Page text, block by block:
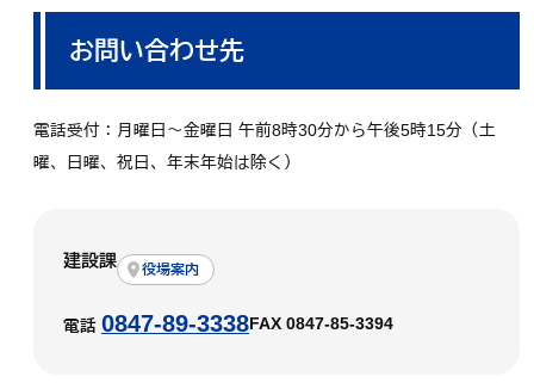
お問い合わせ先
電話受付：月曜日～金曜日 午前8時30分から午後5時15分（土
曜、日曜、祝日、年末年始は除く）
建設課 役場案内
電話 0847-89-3338 FAX 0847-85-3394